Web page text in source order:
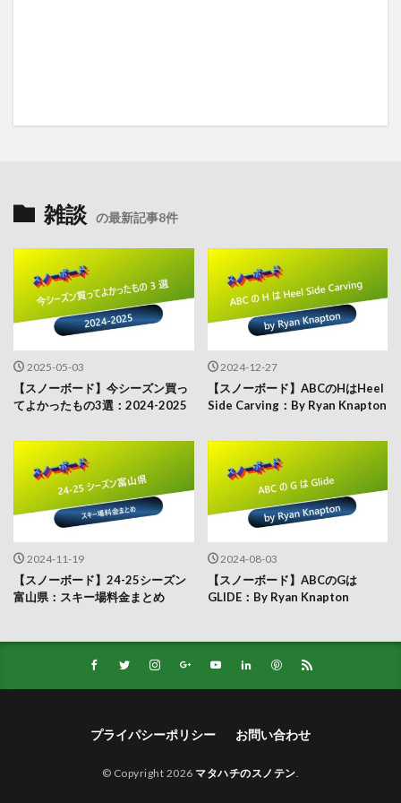
雑談 の最新記事8件
2025-05-03
【スノーボード】今シーズン買っ
てよかったもの3選：2024-2025
2024-12-27
【スノーボード】ABCのHはHeel
Side Carving：By Ryan Knapton
2024-11-19
【スノーボード】24-25シーズン
富山県：スキー場料金まとめ
2024-08-03
【スノーボード】ABCのGは
GLIDE：By Ryan Knapton
プライパシーポリシー お問い合わせ
© Copyright 2026 マタハチのスノテン